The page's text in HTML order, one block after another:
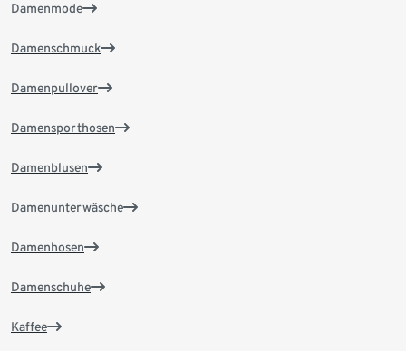
Damenmode
Damenschmuck
Damenpullover
Damensporthosen
Damenblusen
Damenunterwäsche
Damenhosen
Damenschuhe
Kaffee